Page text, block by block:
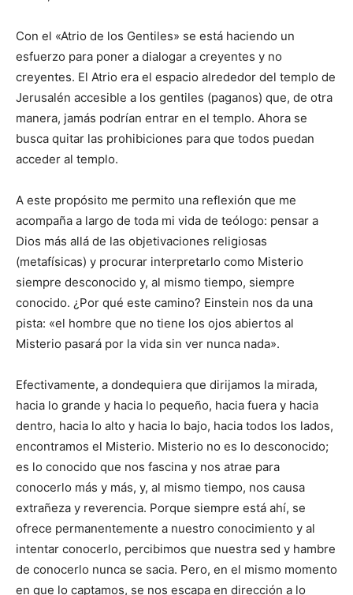
Con el «Atrio de los Gentiles» se está haciendo un
esfuerzo para poner a dialogar a creyentes y no
creyentes. El Atrio era el espacio alrededor del templo de
Jerusalén accesible a los gentiles (paganos) que, de otra
manera, jamás podrían entrar en el templo. Ahora se
busca quitar las prohibiciones para que todos puedan
acceder al templo.
A este propósito me permito una reflexión que me
acompaña a largo de toda mi vida de teólogo: pensar a
Dios más allá de las objetivaciones religiosas
(metafísicas) y procurar interpretarlo como Misterio
siempre desconocido y, al mismo tiempo, siempre
conocido. ¿Por qué este camino? Einstein nos da una
pista: «el hombre que no tiene los ojos abiertos al
Misterio pasará por la vida sin ver nunca nada».
Efectivamente, a dondequiera que dirijamos la mirada,
hacia lo grande y hacia lo pequeño, hacia fuera y hacia
dentro, hacia lo alto y hacia lo bajo, hacia todos los lados,
encontramos el Misterio. Misterio no es lo desconocido;
es lo conocido que nos fascina y nos atrae para
conocerlo más y más, y, al mismo tiempo, nos causa
extrañeza y reverencia. Porque siempre está ahí, se
ofrece permanentemente a nuestro conocimiento y al
intentar conocerlo, percibimos que nuestra sed y hambre
de conocerlo nunca se sacia. Pero, en el mismo momento
en que lo captamos, se nos escapa en dirección a lo